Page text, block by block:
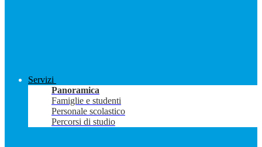
Servizi
Panoramica
Famiglie e studenti
Personale scolastico
Percorsi di studio